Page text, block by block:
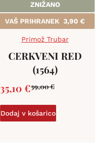
ZNIŽANO
VAŠ PRIHRANEK 3,90 €
Primož Trubar
CERKVENI RED
(1564)
39,00€
35,10 €
Dodaj v košarico